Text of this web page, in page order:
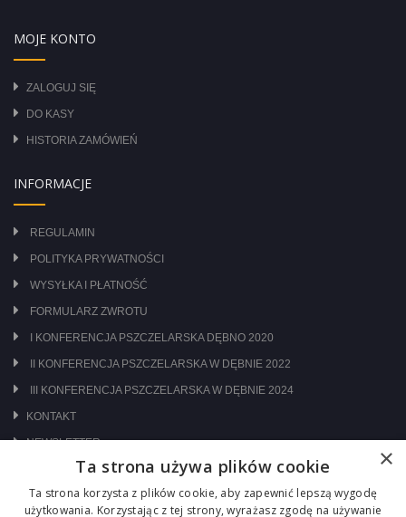
MOJE KONTO
ZALOGUJ SIĘ
DO KASY
HISTORIA ZAMÓWIEŃ
INFORMACJE
REGULAMIN
POLITYKA PRYWATNOŚCI
WYSYŁKA I PŁATNOŚĆ
FORMULARZ ZWROTU
I KONFERENCJA PSZCZELARSKA DĘBNO 2020
II KONFERENCJA PSZCZELARSKA W DĘBNIE 2022
III KONFERENCJA PSZCZELARSKA W DĘBNIE 2024
KONTAKT
NEWSLETTER
ODWIEDŹ NAS NA:
×
Ta strona używa plików cookie
Ta strona korzysta z plików cookie, aby zapewnić lepszą wygodę
użytkowania. Korzystając z tej strony, wyrażasz zgodę na używanie